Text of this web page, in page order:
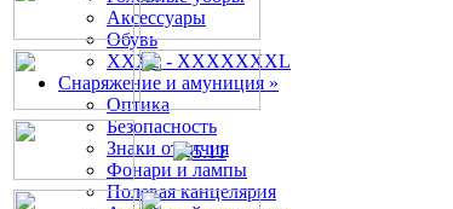
Аксессуары
Обувь
XXXL - XXXXXXXL
Снаряжение и амуниция »
Оптика
Безопасность
Знаки отличия
Фонари и лампы
Полевая канцелярия